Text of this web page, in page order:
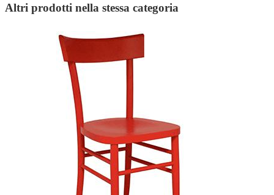
Altri prodotti nella stessa categoria